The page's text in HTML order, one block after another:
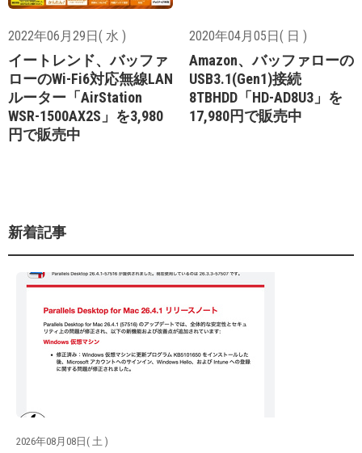
2022年06月29日( 水 )
イートレンド、バッファ
ローのWi-Fi6対応無線LAN
ルーター「AirStation
WSR-1500AX2S」を3,980
円で販売中
2020年04月05日( 日 )
Amazon、バッファローの
USB3.1(Gen1)接続
8TBHDD「HD-AD8U3」を
17,980円で販売中
新着記事
2026年08月08日( 土 )